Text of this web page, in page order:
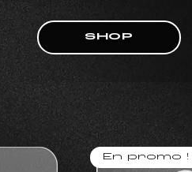
SHOP
En promo !